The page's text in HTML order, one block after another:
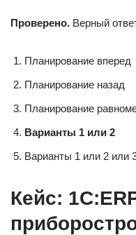
Проверено. Верный
Планирование вперед
Планирование назад
Планирование
Варианты 1 или 2
Варианты 1 или 2 или
Кейс: